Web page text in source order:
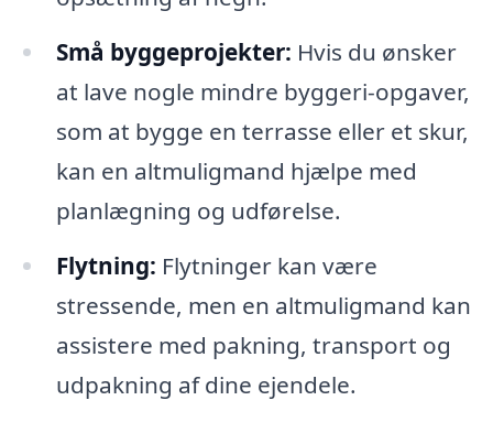
Små byggeprojekter: Hvis du ønsker
at lave nogle mindre byggeri-opgaver,
som at bygge en terrasse eller et skur,
kan en altmuligmand hjælpe med
planlægning og udførelse.
Flytning: Flytninger kan være
stressende, men en altmuligmand kan
assistere med pakning, transport og
udpakning af dine ejendele.